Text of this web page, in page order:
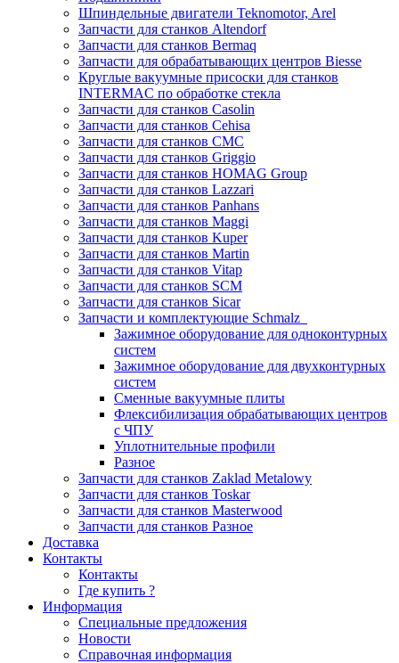
Шпиндельные двигатели Teknomotor, Arel
Запчасти для станков Altendorf
Запчасти для станков Bermaq
Запчасти для обрабатывающих центров Biesse
Круглые вакуумные присоски для станков
INTERMAC по обработке стекла
Запчасти для станков Casolin
Запчасти для станков Cehisa
Запчасти для станков CMC
Запчасти для станков Griggio
Запчасти для станков HOMAG Group
Запчасти для станков Lazzari
Запчасти для станков Panhans
Запчасти для станков Maggi
Запчасти для станков Kuper
Запчасти для станков Martin
Запчасти для станков Vitap
Запчасти для станков SCM
Запчасти для станков Sicar
Запчасти и комплектующие Schmalz
Зажимное оборудование для одноконтурных
систем
Зажимное оборудование для двухконтурных
систем
Сменные вакуумные плиты
Флексибилизация обрабатывающих центров
с ЧПУ
Уплотнительные профили
Разное
Запчасти для станков Zaklad Metalowy
Запчасти для станков Toskar
Запчасти для станков Masterwood
Запчасти для станков Разное
Доставка
Контакты
Контакты
Где купить ?
Информация
Специальные предложения
Новости
Справочная информация